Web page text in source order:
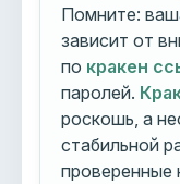
Помните:
зависит от
по кракен
паролей.
роскошь, а
стабильной
проверенные